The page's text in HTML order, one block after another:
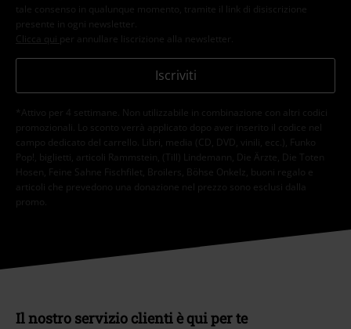
tale consenso in qualunque momento, tramite il link di disiscrizione
presente in ogni newsletter.
Clicca qui per annullare liscrizione alla newsletter.
Iscriviti
*Attivo per 4 settimane. Non utilizzabile in combinazione con altri codici
promozionali. Lo sconto verrà applicato dopo aver inserito il codice nel
campo dedicato del carrello. Libri, media (CD, DVD, vinili, ecc.), Funko
Pop!, biglietti, articoli Rammstein, (Till) Lindemann, Die Ärzte, Die Toten
Hosen, Feine Sahne Fischfilet, Broilers, Böhse Onkelz, buoni regalo e
articoli che prevedono una donazione nel prezzo sono esclusi dalla
promo.
Il nostro servizio clienti è qui per te